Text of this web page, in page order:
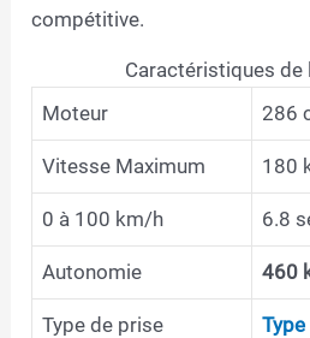
compétitive.
Caractéristiques de
Moteur
286
Vitesse Maximum 180
0 à 100 km/h 6.8
Autonomie 460
Type de prise